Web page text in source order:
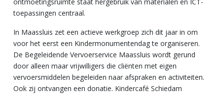
toepassingen centraal.
In Maassluis zet een actieve werkgroep zich dit jaar in om
voor het eerst een Kindermonumentendag te organiseren.
De Begeleidende Vervoerservice Maassluis wordt gerund
door alleen maar vrijwilligers die cliënten met eigen
vervoersmiddelen begeleiden naar afspraken en activiteiten.
Ook zij ontvangen een donatie. Kindercafé Schiedam